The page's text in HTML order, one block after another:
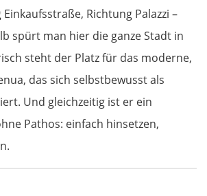
Richtung Palazzi –
spürt man hier die ganze Stadt in
steht der Platz für das moderne,
das sich selbstbewusst als
Und gleichzeitig ist er ein
Pathos: einfach hinsetzen,